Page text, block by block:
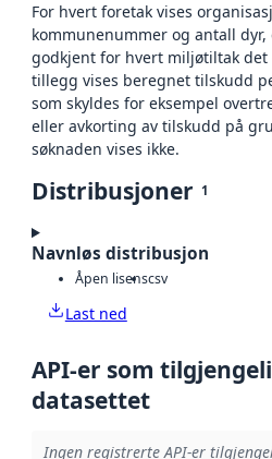
For hvert foretak vises
kommunenummer og antall dyr,
godkjent for hvert miljøtiltak det
tillegg vises beregnet tilskudd
som skyldes for eksempel
eller avkorting av tilskudd på
søknaden vises ikke.
Distribusjoner 1
Navnløs distribusjon
Åpen lisenscsv
Last ned
API-er som
datasettet
Ingen registrerte API-er